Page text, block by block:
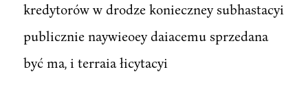
kredytorów w drodze konieczney subhastacyi
publicznie naywieoey daiacemu sprzedana
być ma, i terraia łicytacyi